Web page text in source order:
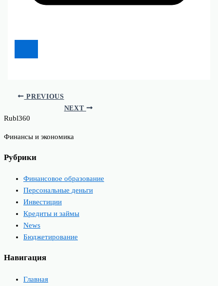
PREVIOUS
NEXT
Rubl360
Финансы и экономика
Рубрики
Финансовое образование
Персональные деньги
Инвестиции
Кредиты и займы
News
Бюджетирование
Навигация
Главная